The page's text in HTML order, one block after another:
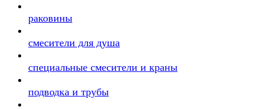
раковины
смесители для душа
специальные смесители и краны
подводка и трубы